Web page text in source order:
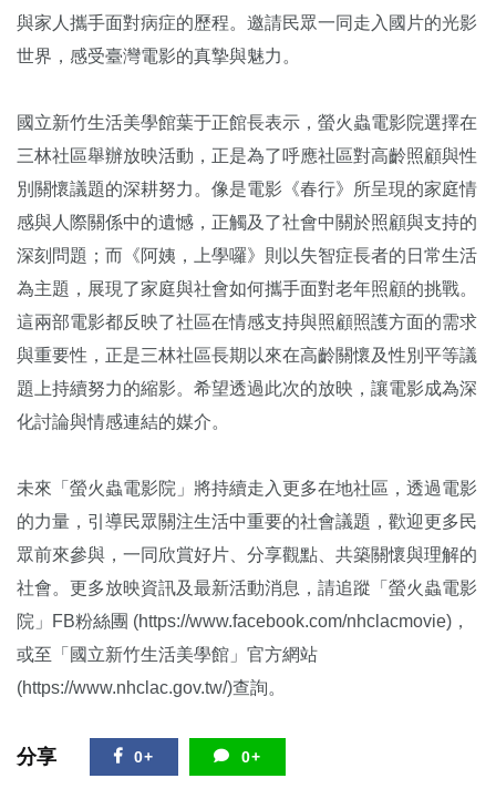
與家人攜手面對病症的歷程。邀請民眾一同走入國片的光影
世界，感受臺灣電影的真摯與魅力。
國立新竹生活美學館葉于正館長表示，螢火蟲電影院選擇在
三林社區舉辦放映活動，正是為了呼應社區對高齡照顧與性
別關懷議題的深耕努力。像是電影《春行》所呈現的家庭情
感與人際關係中的遺憾，正觸及了社會中關於照顧與支持的
深刻問題；而《阿姨，上學囉》則以失智症長者的日常生活
為主題，展現了家庭與社會如何攜手面對老年照顧的挑戰。
這兩部電影都反映了社區在情感支持與照顧照護方面的需求
與重要性，正是三林社區長期以來在高齡關懷及性別平等議
題上持續努力的縮影。希望透過此次的放映，讓電影成為深
化討論與情感連結的媒介。
未來「螢火蟲電影院」將持續走入更多在地社區，透過電影
的力量，引導民眾關注生活中重要的社會議題，歡迎更多民
眾前來參與，一同欣賞好片、分享觀點、共築關懷與理解的
社會。更多放映資訊及最新活動消息，請追蹤「螢火蟲電影
院」FB粉絲團 (https://www.facebook.com/nhclacmovie)，
或至「國立新竹生活美學館」官方網站
(https://www.nhclac.gov.tw/)查詢。
分享 0+ 0+